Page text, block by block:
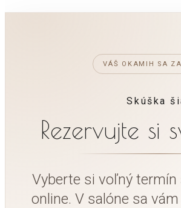
VÁŠ OKAMIH SA
Skúška
Rezervujte si
Vyberte si voľný
online. V salóne sa